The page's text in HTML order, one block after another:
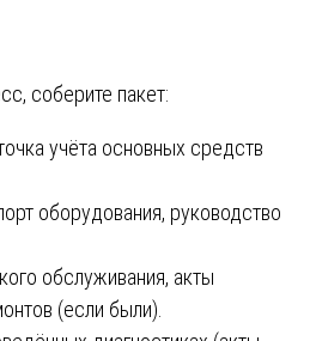
соберите пакет:
учёта основных средств
оборудования, руководство
обслуживания, акты
(если были).